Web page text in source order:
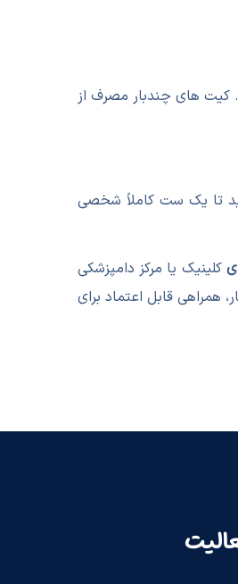
کیت های چندبار مصرف از
تا یک ست کاملاً شخصی
کلینیک یا مرکز دامپزشکی
همراهی قابل اعتماد برای